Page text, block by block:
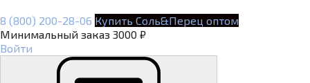
8 (800) 200-28-06 Купить Соль&Перец оптом
Минимальный заказ 3000 ₽
Войти